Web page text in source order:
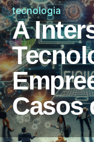
tecnologia
A
Casos